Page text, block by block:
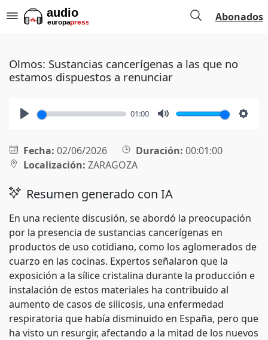
Abonados
Olmos: Sustancias cancerígenas a las que no
estamos dispuestos a renunciar
01:00
Fecha: 02/06/2026 Duración: 00:01:00
Localización: ZARAGOZA
Resumen generado con IA
En una reciente discusión, se abordó la preocupación
por la presencia de sustancias cancerígenas en
productos de uso cotidiano, como los aglomerados de
cuarzo en las cocinas. Expertos señalaron que la
exposición a la sílice cristalina durante la producción e
instalación de estos materiales ha contribuido al
aumento de casos de silicosis, una enfermedad
respiratoria que había disminuido en España, pero que
ha visto un resurgir, afectando a la mitad de los nuevos